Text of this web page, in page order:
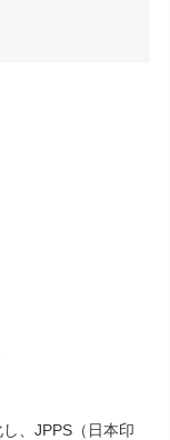
、JPPS（日本印